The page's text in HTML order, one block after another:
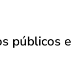
públicos e